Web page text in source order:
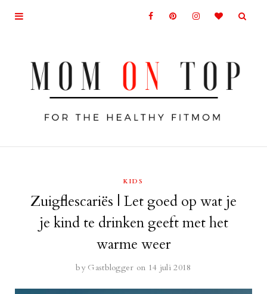
KIDS
Zuigflescariës | Let goed op wat je
je kind te drinken geeft met het
warme weer
by Gastblogger on 14 juli 2018